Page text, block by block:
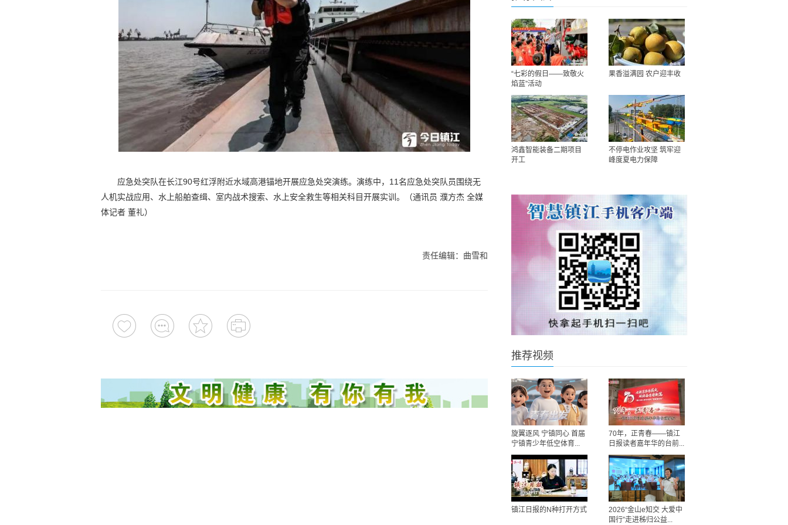
应急处突队在长江90号红浮附近水域高港锚地开展应急处突演练。演练中，11名应急处突队员围绕无
人机实战应用、水上船舶查缉、室内战术搜索、水上安全救生等相关科目开展实训。（通讯员 濮方杰 全媒
体记者 董礼）
责任编辑：曲雪和
“七彩的假日——致敬火
焰蓝”活动
果香溢满园 农户迎丰收
鸿鑫智能装备二期项目
开工
不停电作业攻坚 筑牢迎
峰度夏电力保障
推荐视频
旋翼逐风 宁镇同心 首届
宁镇青少年低空体育...
70年，正青春——镇江
日报读者嘉年华的台前...
镇江日报的N种打开方式
2026“金山e知交 大爱中
国行”走进秭归公益...